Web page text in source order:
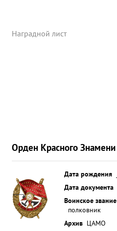
Наградной лист
Орден Красного Знамени
Дата рождения
Дата документа
Воинское звание
полковник
Архив ЦАМО